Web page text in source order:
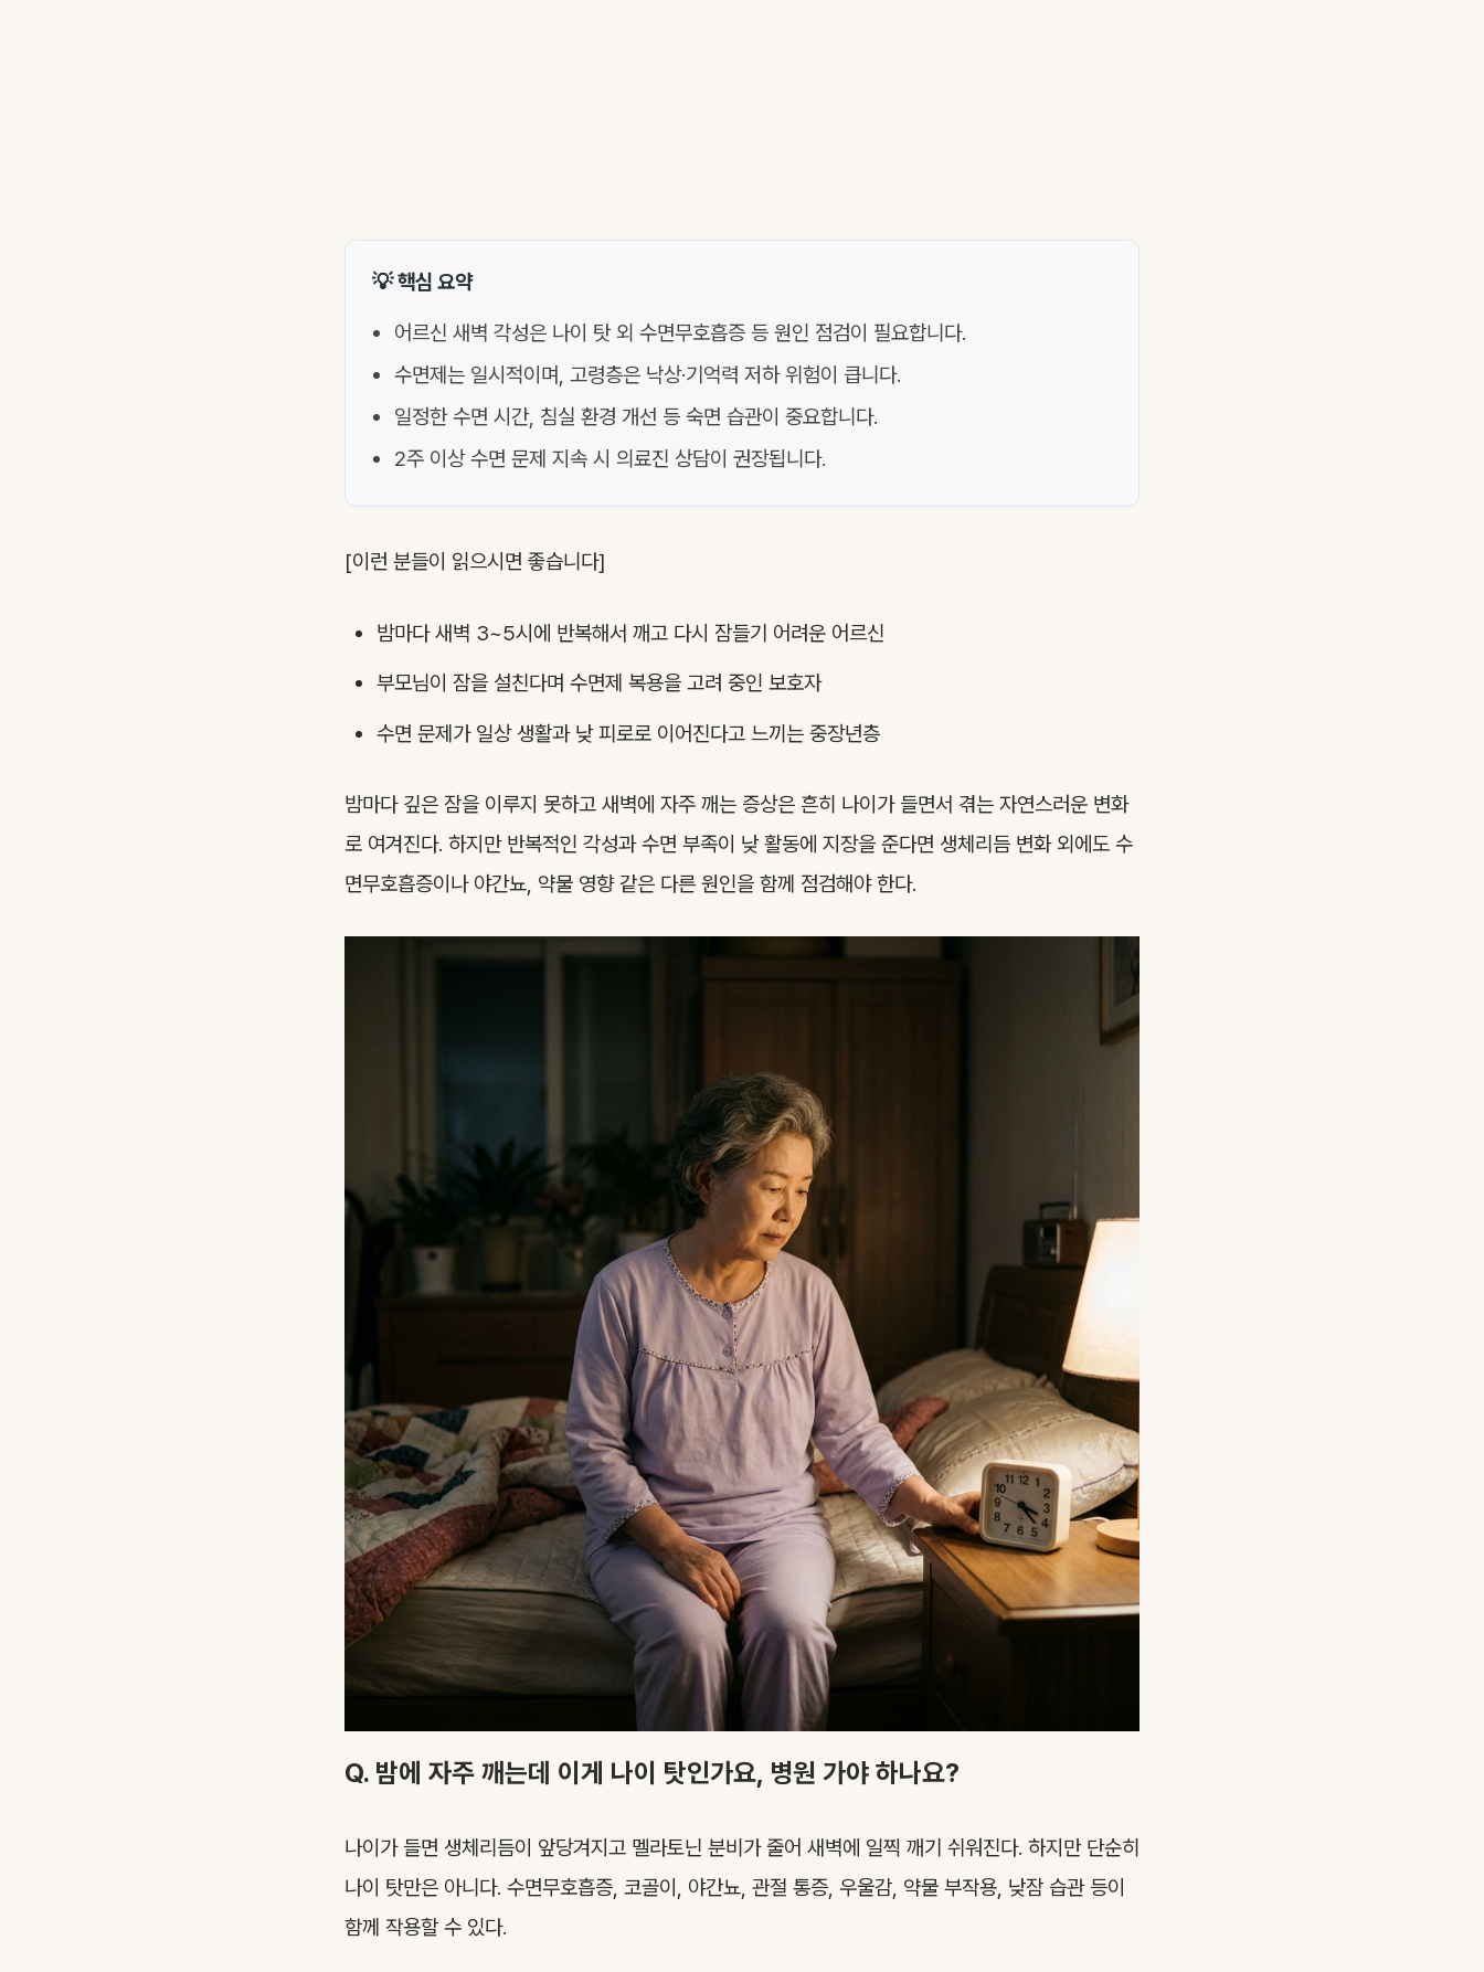
💡 핵심 요약
어르신 새벽 각성은 나이 탓 외 수면무호흡증 등 원인 점검이 필요합니다.
수면제는 일시적이며, 고령층은 낙상·기억력 저하 위험이 큽니다.
일정한 수면 시간, 침실 환경 개선 등 숙면 습관이 중요합니다.
2주 이상 수면 문제 지속 시 의료진 상담이 권장됩니다.
[이런 분들이 읽으시면 좋습니다]
밤마다 새벽 3~5시에 반복해서 깨고 다시 잠들기 어려운 어르신
부모님이 잠을 설친다며 수면제 복용을 고려 중인 보호자
수면 문제가 일상 생활과 낮 피로로 이어진다고 느끼는 중장년층
밤마다 깊은 잠을 이루지 못하고 새벽에 자주 깨는 증상은 흔히 나이가 들면서 겪는 자연스러운 변화
로 여겨진다. 하지만 반복적인 각성과 수면 부족이 낮 활동에 지장을 준다면 생체리듬 변화 외에도 수
면무호흡증이나 야간뇨, 약물 영향 같은 다른 원인을 함께 점검해야 한다.
Q. 밤에 자주 깨는데 이게 나이 탓인가요, 병원 가야 하나요?
나이가 들면 생체리듬이 앞당겨지고 멜라토닌 분비가 줄어 새벽에 일찍 깨기 쉬워진다. 하지만 단순히
나이 탓만은 아니다. 수면무호흡증, 코골이, 야간뇨, 관절 통증, 우울감, 약물 부작용, 낮잠 습관 등이
함께 작용할 수 있다.